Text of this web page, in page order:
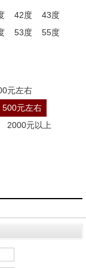
42度
43度
53度
55度
元左右
500元左右
2000元以上